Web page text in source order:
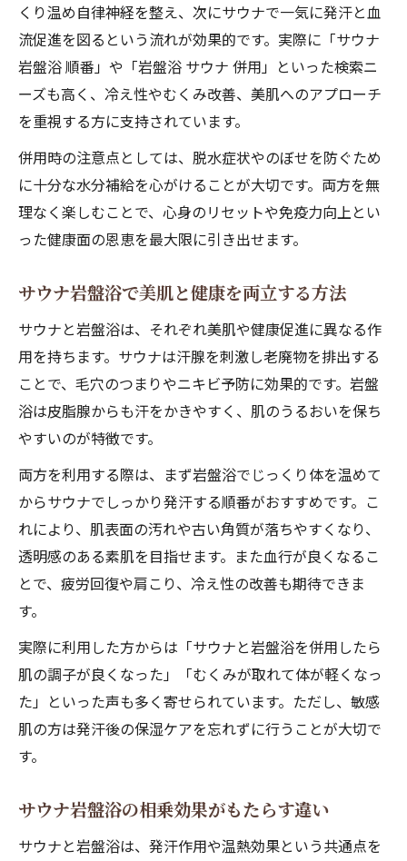
くり温め自律神経を整え、次にサウナで一気に発汗と血
流促進を図るという流れが効果的です。実際に「サウナ
岩盤浴 順番」や「岩盤浴 サウナ 併用」といった検索ニ
ーズも高く、冷え性やむくみ改善、美肌へのアプローチ
を重視する方に支持されています。
併用時の注意点としては、脱水症状やのぼせを防ぐため
に十分な水分補給を心がけることが大切です。両方を無
理なく楽しむことで、心身のリセットや免疫力向上とい
った健康面の恩恵を最大限に引き出せます。
サウナ岩盤浴で美肌と健康を両立する方法
サウナと岩盤浴は、それぞれ美肌や健康促進に異なる作
用を持ちます。サウナは汗腺を刺激し老廃物を排出する
ことで、毛穴のつまりやニキビ予防に効果的です。岩盤
浴は皮脂腺からも汗をかきやすく、肌のうるおいを保ち
やすいのが特徴です。
両方を利用する際は、まず岩盤浴でじっくり体を温めて
からサウナでしっかり発汗する順番がおすすめです。こ
れにより、肌表面の汚れや古い角質が落ちやすくなり、
透明感のある素肌を目指せます。また血行が良くなるこ
とで、疲労回復や肩こり、冷え性の改善も期待できま
す。
実際に利用した方からは「サウナと岩盤浴を併用したら
肌の調子が良くなった」「むくみが取れて体が軽くなっ
た」といった声も多く寄せられています。ただし、敏感
肌の方は発汗後の保湿ケアを忘れずに行うことが大切で
す。
サウナ岩盤浴の相乗効果がもたらす違い
サウナと岩盤浴は、発汗作用や温熱効果という共通点を